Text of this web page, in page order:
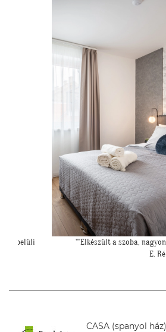
"Kedves Tapétatrend ! Köszönöm
CASA (spanyol